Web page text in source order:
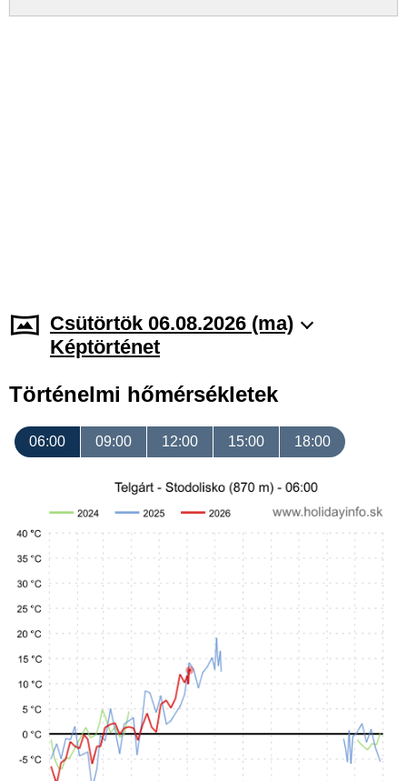
Csütörtök 06.08.2026 (ma)
Képtörténet
Történelmi hőmérsékletek
06:00 09:00 12:00 15:00 18:00